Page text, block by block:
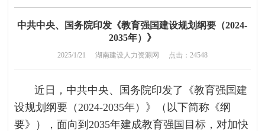
中共中央、国务院印发《教育强国建设规划纲要（2024-
2035年）》
2025/1/21 湖南建设人力资源网 点击：24548
近日，中共中央、国务院印发了《教育强国建
设规划纲要（2024-2035年）》（以下简称《纲
要》），面向到2035年建成教育强国目标，对加快